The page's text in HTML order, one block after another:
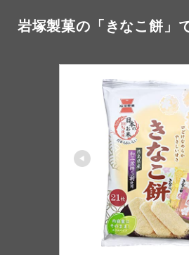
岩塚製菓の「きなこ餅」